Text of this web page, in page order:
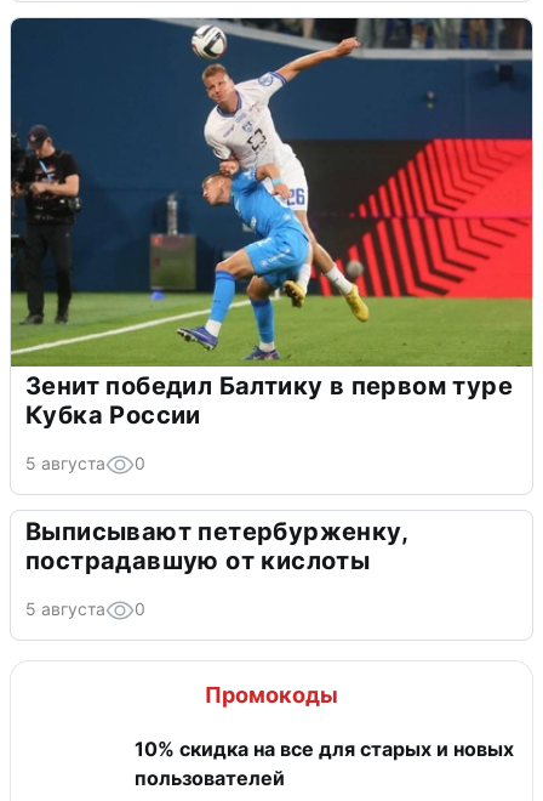
Зенит победил Балтику в первом туре
Кубка России
5 августа 0
Выписывают петербурженку,
пострадавшую от кислоты
5 августа 0
Промокоды
10% скидка на все для старых и новых
пользователей